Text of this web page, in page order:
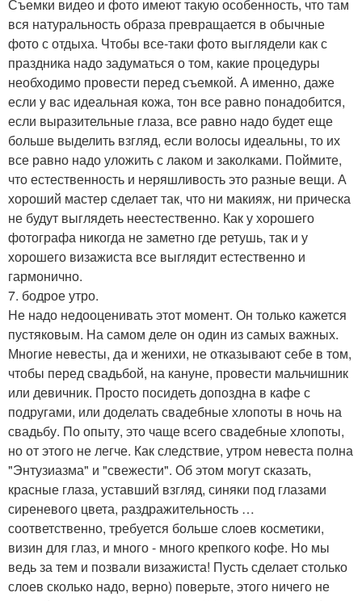
Съемки видео и фото имеют такую особенность, что там
вся натуральность образа превращается в обычные
фото с отдыха. Чтобы все-таки фото выглядели как с
праздника надо задуматься о том, какие процедуры
необходимо провести перед съемкой. А именно, даже
если у вас идеальная кожа, тон все равно понадобится,
если выразительные глаза, все равно надо будет еще
больше выделить взгляд, если волосы идеальны, то их
все равно надо уложить с лаком и заколками. Поймите,
что естественность и неряшливость это разные вещи. А
хороший мастер сделает так, что ни макияж, ни прическа
не будут выглядеть неестественно. Как у хорошего
фотографа никогда не заметно где ретушь, так и у
хорошего визажиста все выглядит естественно и
гармонично.
7. бодрое утро.
Не надо недооценивать этот момент. Он только кажется
пустяковым. На самом деле он один из самых важных.
Многие невесты, да и женихи, не отказывают себе в том,
чтобы перед свадьбой, на кануне, провести мальчишник
или девичник. Просто посидеть допоздна в кафе с
подругами, или доделать свадебные хлопоты в ночь на
свадьбу. По опыту, это чаще всего свадебные хлопоты,
но от этого не легче. Как следствие, утром невеста полна
"Энтузиазма" и "свежести". Об этом могут сказать,
красные глаза, уставший взгляд, синяки под глазами
сиреневого цвета, раздражительность …
соответственно, требуется больше слоев косметики,
визин для глаз, и много - много крепкого кофе. Но мы
ведь за тем и позвали визажиста! Пусть сделает столько
слоев сколько надо, верно) поверьте, этого ничего не